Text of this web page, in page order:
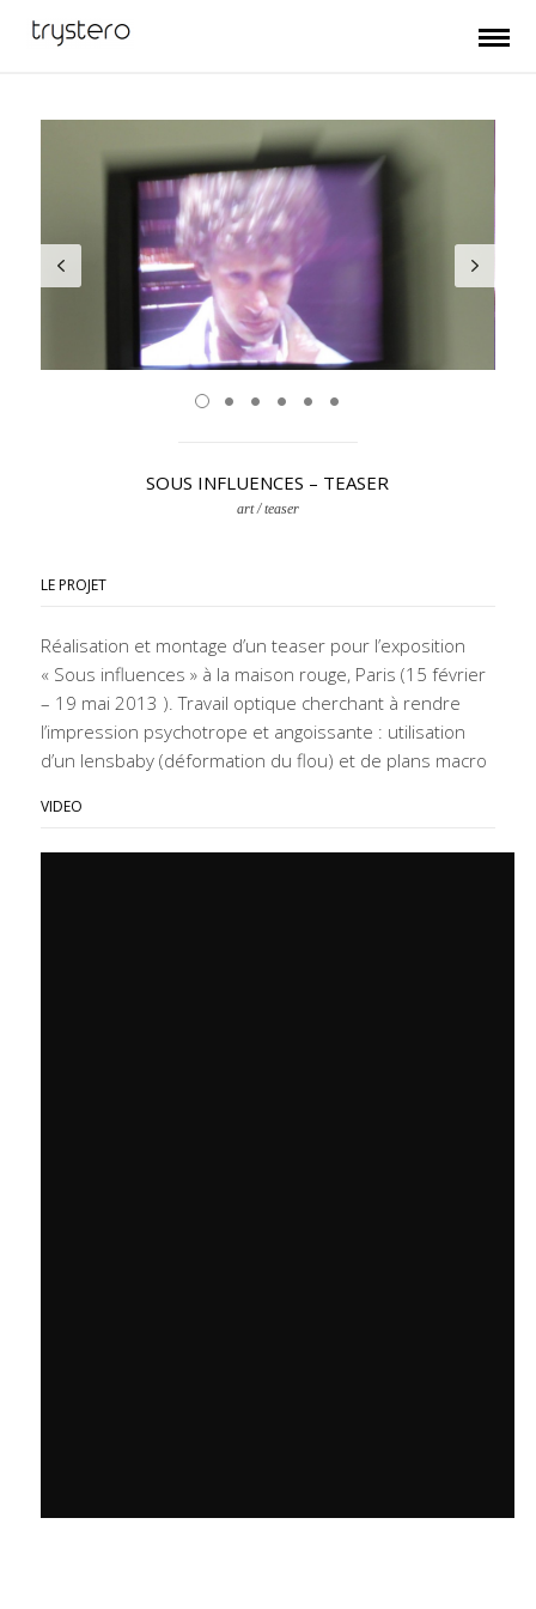
SOUS INFLUENCES – TEASER
art / teaser
LE PROJET
Réalisation et montage d’un teaser pour l’exposition
« Sous influences » à la maison rouge, Paris (15 février
– 19 mai 2013 ). Travail optique cherchant à rendre
l’impression psychotrope et angoissante : utilisation
d’un lensbaby (déformation du flou) et de plans macro
VIDEO